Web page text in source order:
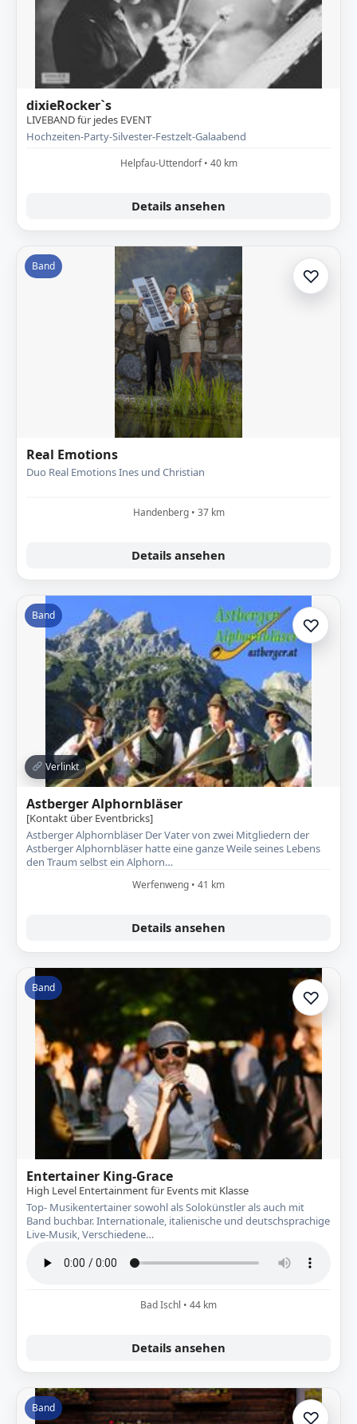
dixieRocker`s
LIVEBAND für jedes EVENT
Hochzeiten-Party-Silvester-Festzelt-Galaabend
Helpfau-Uttendorf • 40 km
Details ansehen
Band ♡Zur
Real Emotions
Duo Real Emotions Ines und Christian
Handenberg • 37 km
Details ansehen
Band
Verlinkt
♡Zur
Astberger Alphornbläser
[Kontakt über Eventbricks]
Astberger Alphornbläser Der Vater von zwei Mitgliedern der
Astberger Alphornbläser hatte eine ganze Weile seines Lebens
den Traum selbst ein Alphorn…
Werfenweng • 41 km
Details ansehen
Band ♡Zur
Entertainer King-Grace
High Level Entertainment für Events mit Klasse
Top- Musikentertainer sowohl als Solokünstler als auch mit
Band buchbar. Internationale, italienische und deutschsprachige
Live-Musik, Verschiedene…
Bad Ischl • 44 km
Details ansehen
Band ♡